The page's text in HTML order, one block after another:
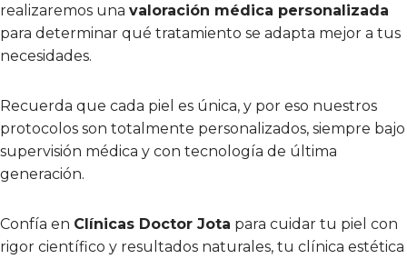
realizaremos una valoración médica personalizada
para determinar qué tratamiento se adapta mejor a tus
necesidades.
Recuerda que cada piel es única, y por eso nuestros
protocolos son totalmente personalizados, siempre bajo
supervisión médica y con tecnología de última
generación.
Confía en Clínicas Doctor Jota para cuidar tu piel con
rigor científico y resultados naturales, tu clínica estética